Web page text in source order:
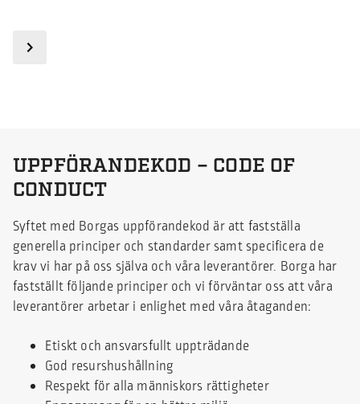
UPPFÖRANDEKOD – CODE OF
CONDUCT
Syftet med Borgas uppförandekod är att fastställa
generella principer och standarder samt specificera de
krav vi har på oss själva och våra leverantörer. Borga har
fastställt följande principer och vi förväntar oss att våra
leverantörer arbetar i enlighet med våra åtaganden:
Etiskt och ansvarsfullt uppträdande
God resurshushållning
Respekt för alla människors rättigheter